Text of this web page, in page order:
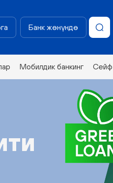
Банк жөнүндө
Мобилдик банкинг Сейф